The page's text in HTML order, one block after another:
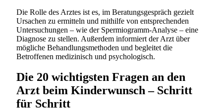
Die Rolle des Arztes ist es, im Beratungsgespräch gezielt
Ursachen zu ermitteln und mithilfe von entsprechenden
Untersuchungen – wie der Spermiogramm-Analyse – eine
Diagnose zu stellen. Außerdem informiert der Arzt über
mögliche Behandlungsmethoden und begleitet die
Betroffenen medizinisch und psychologisch.
Die 20 wichtigsten Fragen an den
Arzt beim Kinderwunsch – Schritt
für Schritt